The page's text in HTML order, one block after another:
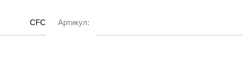
CFC Артикул: